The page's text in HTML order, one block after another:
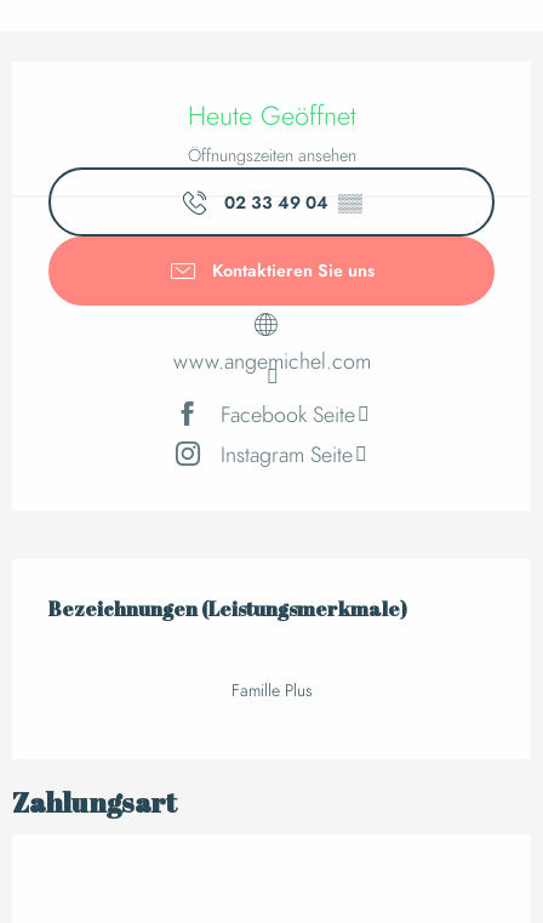
Öffnungszeiten &
Heute Geöffnet
Öffnungszeiten ansehen
02 33 49 04 ▒▒
Kontaktieren Sie uns
www.angemichel.com
Facebook Seite
Instagram Seite
Bezeichnungen (Leistungsmerkmale)
Bezeichnungen (Leistungsmerkmale)
Famille Plus
Zahlungsart